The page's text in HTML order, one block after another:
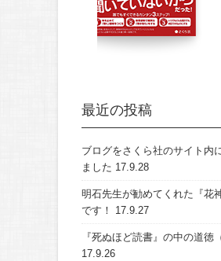
最近の投稿
ブログをさくら社のサイト内
ました 17.9.28
明石先生が勧めてくれた『花
です！
17.9.27
『死ぬほど読書』の中の道徳
17.9.26